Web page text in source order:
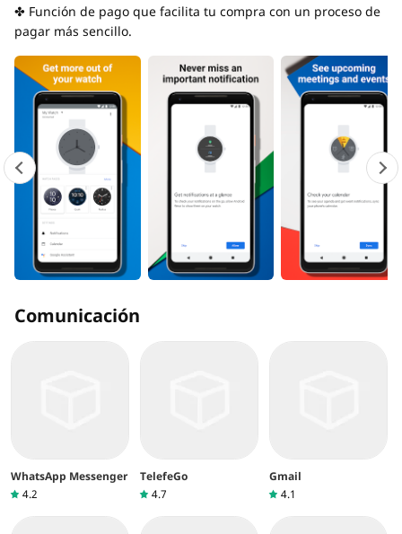
✤ Función de pago que facilita tu compra con un proceso de
pagar más sencillo.
Comunicación
WhatsApp Messenger
4.2
TelefeGo
4.7
Gmail
4.1